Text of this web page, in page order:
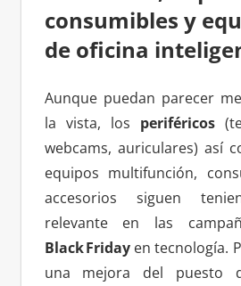
consumibles y
de oficina
Aunque puedan parecer
la vista, los periféricos
webcams, auriculares) así
equipos multifunción,
accesorios siguen
relevante en las
Black Fridayen tecnología.
una mejora del puesto